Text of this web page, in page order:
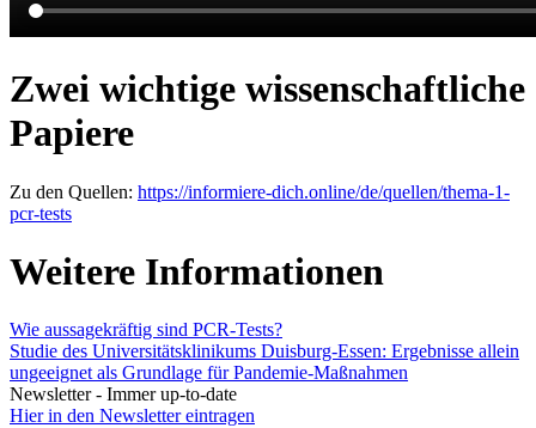
Zwei wichtige wissenschaftliche
Papiere
Zu den Quellen: https://informiere-dich.online/de/quellen/thema-1-
pcr-tests
Weitere Informationen
Wie aussagekräftig sind PCR-Tests?
Studie des Universitätsklinikums Duisburg-Essen: Ergebnisse allein
ungeeignet als Grundlage für Pandemie-Maßnahmen
Newsletter - Immer up-to-date
Hier in den Newsletter eintragen